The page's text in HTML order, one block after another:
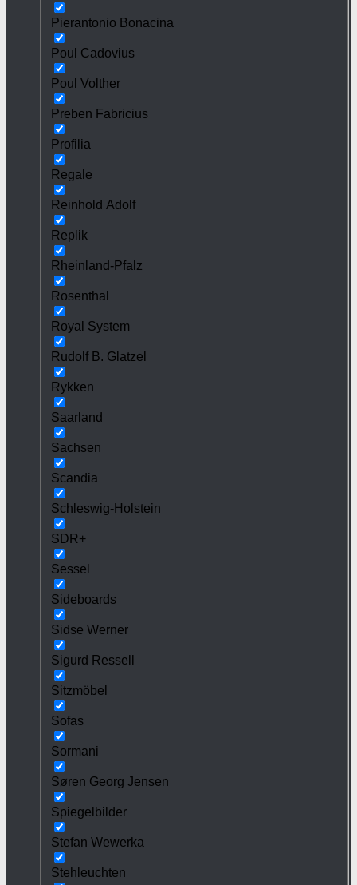
Pierantonio Bonacina
Poul Cadovius
Poul Volther
Preben Fabricius
Profilia
Regale
Reinhold Adolf
Replik
Rheinland-Pfalz
Rosenthal
Royal System
Rudolf B. Glatzel
Rykken
Saarland
Sachsen
Scandia
Schleswig-Holstein
SDR+
Sessel
Sideboards
Sidse Werner
Sigurd Ressell
Sitzmöbel
Sofas
Sormani
Søren Georg Jensen
Spiegelbilder
Stefan Wewerka
Stehleuchten